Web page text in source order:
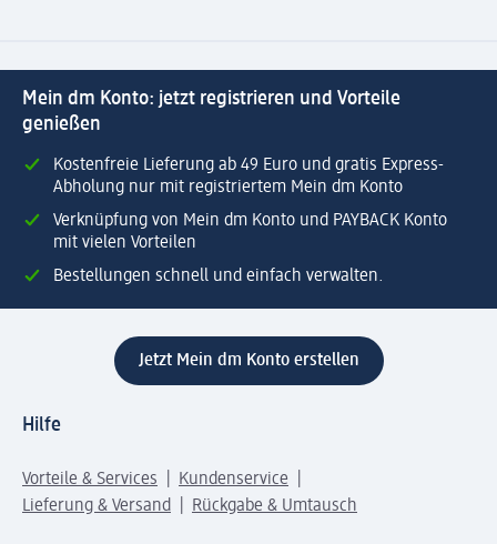
Mein dm Konto: jetzt registrieren und Vorteile
genießen
Kostenfreie Lieferung ab 49 Euro und gratis Express-
Abholung nur mit registriertem Mein dm Konto
Verknüpfung von Mein dm Konto und PAYBACK Konto
mit vielen Vorteilen
Bestellungen schnell und einfach verwalten.
Jetzt Mein dm Konto erstellen
Hilfe
Vorteile & Services
Kundenservice
Lieferung & Versand
Rückgabe & Umtausch